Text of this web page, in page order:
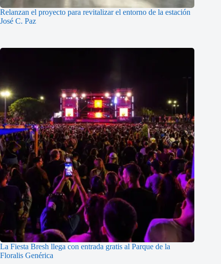
Relanzan el proyecto para revitalizar el entorno de la estación
José C. Paz
La Fiesta Bresh llega con entrada gratis al Parque de la
Floralis Genérica